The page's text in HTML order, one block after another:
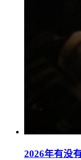
2026年有没